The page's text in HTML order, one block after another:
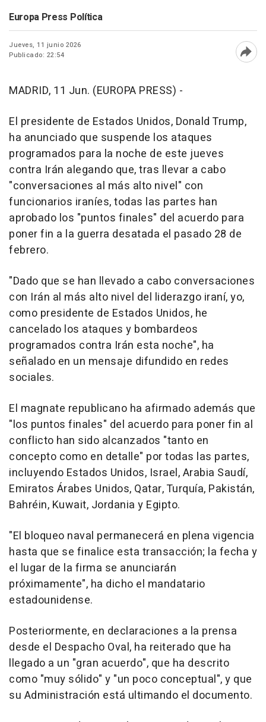
Europa Press Política
Jueves, 11 junio 2026
Publicado: 22:54
MADRID, 11 Jun. (EUROPA PRESS) -
El presidente de Estados Unidos, Donald Trump,
ha anunciado que suspende los ataques
programados para la noche de este jueves
contra Irán alegando que, tras llevar a cabo
"conversaciones al más alto nivel" con
funcionarios iraníes, todas las partes han
aprobado los "puntos finales" del acuerdo para
poner fin a la guerra desatada el pasado 28 de
febrero.
"Dado que se han llevado a cabo conversaciones
con Irán al más alto nivel del liderazgo iraní, yo,
como presidente de Estados Unidos, he
cancelado los ataques y bombardeos
programados contra Irán esta noche", ha
señalado en un mensaje difundido en redes
sociales.
El magnate republicano ha afirmado además que
"los puntos finales" del acuerdo para poner fin al
conflicto han sido alcanzados "tanto en
concepto como en detalle" por todas las partes,
incluyendo Estados Unidos, Israel, Arabia Saudí,
Emiratos Árabes Unidos, Qatar, Turquía, Pakistán,
Bahréin, Kuwait, Jordania y Egipto.
"El bloqueo naval permanecerá en plena vigencia
hasta que se finalice esta transacción; la fecha y
el lugar de la firma se anunciarán
próximamente", ha dicho el mandatario
estadounidense.
Posteriormente, en declaraciones a la prensa
desde el Despacho Oval, ha reiterado que ha
llegado a un "gran acuerdo", que ha descrito
como "muy sólido" y "un poco conceptual", y que
su Administración está ultimando el documento.